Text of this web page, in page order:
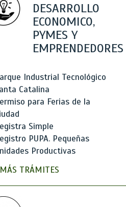
DESARROLLO
ECONOMICO,
PYMES Y
EMPRENDEDORES
Industrial Tecnológico
Catalina
para Ferias de la
Simple
PUPA. Pequeñas
Productivas
TRÁMITES